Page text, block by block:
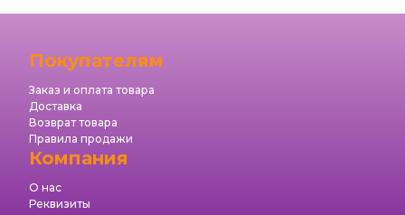
Покупателям
Заказ и оплата товара
Доставка
Возврат товара
Правила продажи
Компания
О нас
Реквизиты